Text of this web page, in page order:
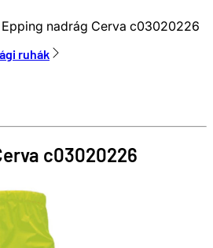
Epping nadrág Cerva c03020226
ruhák
c03020226